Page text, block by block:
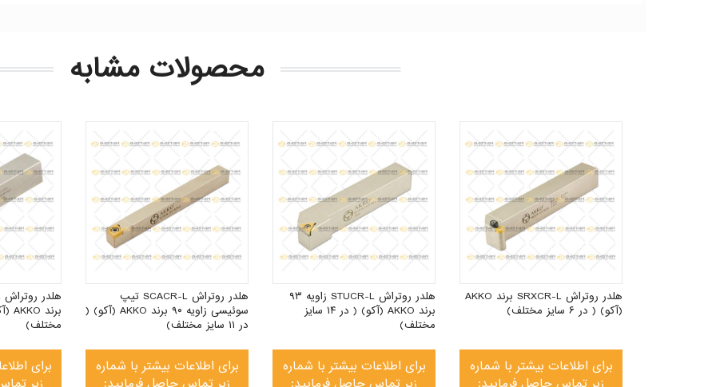
محصولات مشابه
مختلف)
برای
هلدر روتراش SCACR-L تیپ
سوئیسی زاویه ۹۰ برند AKKO (آکو) (
در ۱۱ سایز مختلف)
برای اطلاعات بیشتر با شماره
هلدر روتراش STUCR-L زاویه ۹۳
برند AKKO (آکو) ( در ۱۴ سایز
مختلف)
برای اطلاعات بیشتر با شماره
هلدر روتراش SRXCR-L برند AKKO
(آکو) ( در ۶ سایز مختلف)
برای اطلاعات بیشتر با شماره